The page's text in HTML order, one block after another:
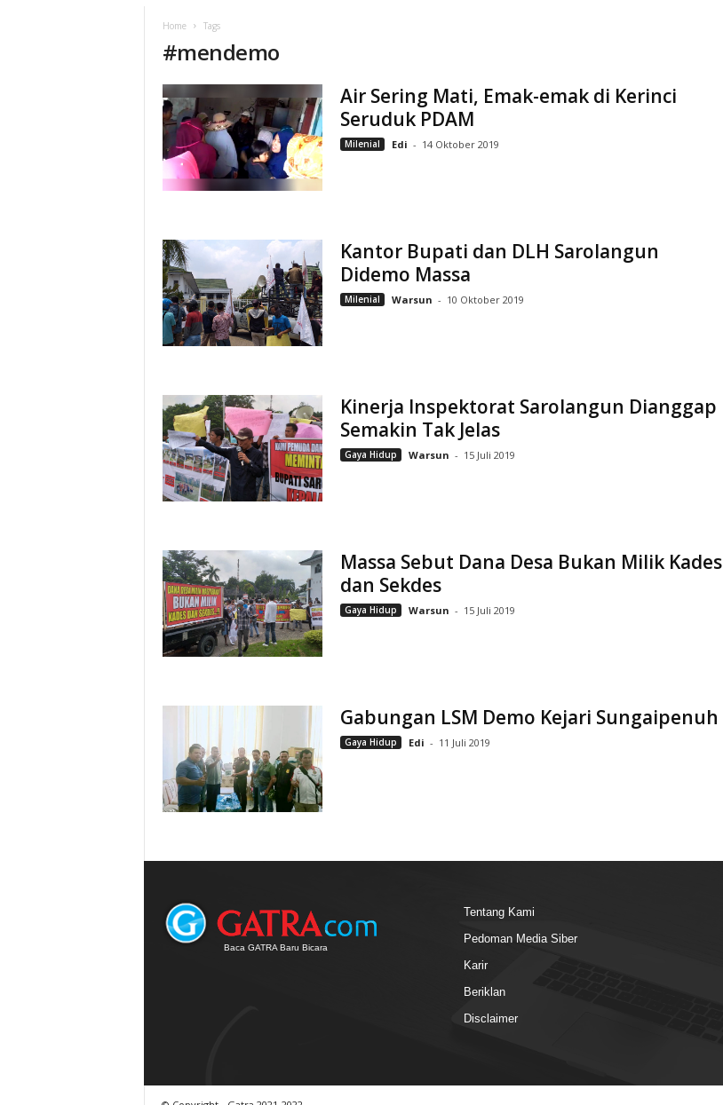
Home Tags
#mendemo
Air Sering Mati, Emak-emak di Kerinci
Seruduk PDAM
Milenial Edi - 14 Oktober 2019
Kantor Bupati dan DLH Sarolangun
Didemo Massa
Milenial Warsun - 10 Oktober 2019
Kinerja Inspektorat Sarolangun Dianggap
Semakin Tak Jelas
Gaya Hidup Warsun - 15 Juli 2019
Massa Sebut Dana Desa Bukan Milik Kades
dan Sekdes
Gaya Hidup Warsun - 15 Juli 2019
Gabungan LSM Demo Kejari Sungaipenuh
Gaya Hidup Edi - 11 Juli 2019
Baca GATRA Baru Bicara
Tentang Kami
Pedoman Media Siber
Karir
Beriklan
Disclaimer